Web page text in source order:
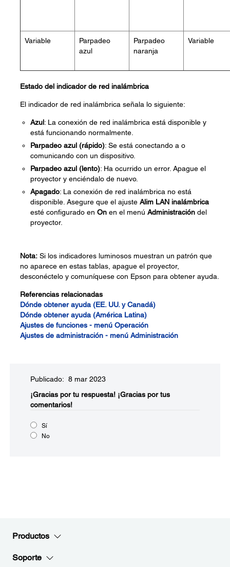
Variable
Parpadeo
azul
Parpadeo
naranja
Variable
Estado del indicador de red inalámbrica
El indicador de red inalámbrica señala lo siguiente:
Azul: La conexión de red inalámbrica está disponible y
está funcionando normalmente.
Parpadeo azul (rápido): Se está conectando a o
comunicando con un dispositivo.
Parpadeo azul (lento): Ha ocurrido un error. Apague el
proyector y enciéndalo de nuevo.
Apagado: La conexión de red inalámbrica no está
disponible. Asegure que el ajuste Alim LAN inalámbrica
esté configurado en On en el menú Administración del
proyector.
Nota: Si los indicadores luminosos muestran un patrón que
no aparece en estas tablas, apague el proyector,
desconéctelo y comuníquese con Epson para obtener ayuda.
Referencias relacionadas
Dónde obtener ayuda (EE. UU. y Canadá)
Dónde obtener ayuda (América Latina)
Ajustes de funciones - menú Operación
Ajustes de administración - menú Administración
Publicado: 8 mar 2023
¡Gracias por tu respuesta! ¡Gracias por tus
comentarios!
Sí
No
Productos
Soporte